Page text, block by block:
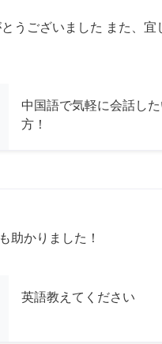
うございました また、宜
中国語で気軽に会話した
方！
助かりました！
英語教えてください